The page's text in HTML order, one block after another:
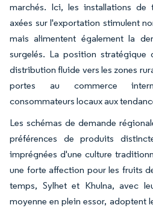
marchés. Ici, les installations de
axées sur l'exportation stimulent
mais alimentent également la
surgelés. La position stratégique
distribution fluide vers les zones
portes au commerce
consommateurs locaux aux
Les schémas de demande
préférences de produits
imprégnées d'une culture
une forte affection pour les fruits
temps, Sylhet et Khulna, avec
moyenne en plein essor, adoptent